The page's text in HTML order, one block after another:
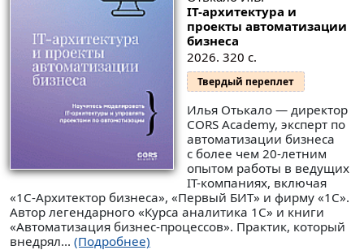
IT-архитектура и
проекты автоматизации
бизнеса
2026. 320 с.
Твердый переплет
Илья Отькало — директор
CORS Academy, эксперт по
автоматизации бизнеса
с более чем 20-летним
опытом работы в ведущих
IT-компаниях, включая
«1С-Архитектор бизнеса», «Первый БИТ» и фирму «1С».
Автор легендарного «Курса аналитика 1С» и книги
«Автоматизация бизнес-процессов». Практик, который
внедрял... (Подробнее)